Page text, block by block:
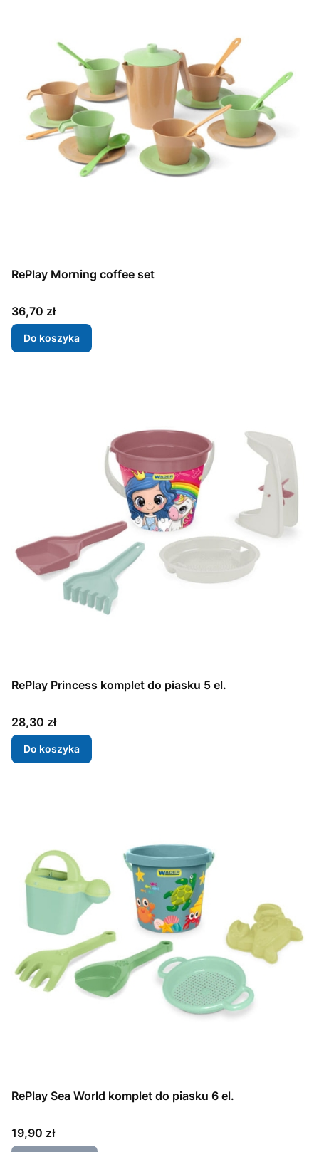
RePlay Morning coffee set
Cena
36,70 zł
Do koszyka
RePlay Princess komplet do piasku 5 el.
Cena
28,30 zł
Do koszyka
RePlay Sea World komplet do piasku 6 el.
Cena
19,90 zł